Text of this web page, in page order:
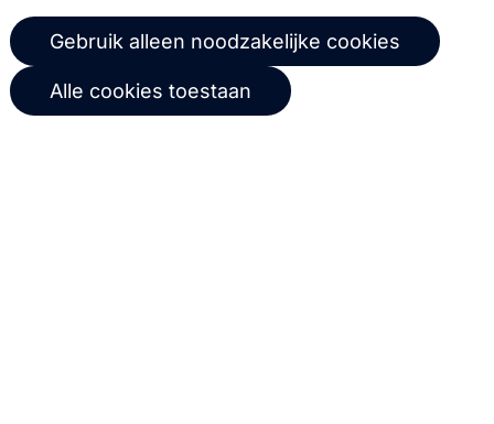
Via onze nieuwsbrief blijf je op de
hoogte van onze product updates,
events, webinars, best practices en
Gebruik alleen noodzakelijke cookies
Alle cookies toestaan